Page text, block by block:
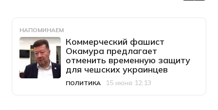
НАПОМИНАЕМ
Коммерческий фашист
Окамура предлагает
отменить временную защиту
для чешских украинцев
Категория
ПОЛИТИКА
Дата публикации
15 июня 12:13